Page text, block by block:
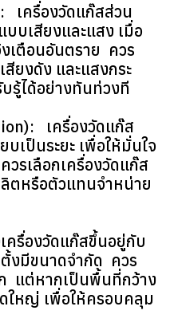
ครื่องวัดแก๊สส่วน
เสียงและแสง เมื่อ
เตือนอันตราย ควร
สียงดัง และแสงกระ
รู้ได้อย่างทันท่วงที
เครื่องวัดแก๊ส
เป็นระยะ เพื่อให้มั่นใจ
รเลือกเครื่องวัดแก๊ส
ตหรือตัวแทนจำหน่าย
ครื่องวัดแก๊สขึ้นอยู่กับ
มีขนาดจำกัด ควร
แต่หากเป็นพื้นที่กว้าง
ใหญ่ เพื่อให้ครอบคลุม